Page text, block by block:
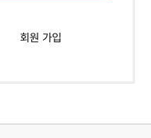
회원 가입